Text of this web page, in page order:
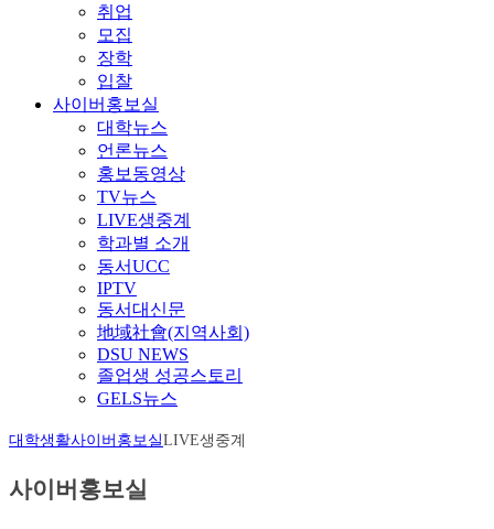
취업
모집
장학
입찰
사이버홍보실
대학뉴스
언론뉴스
홍보동영상
TV뉴스
LIVE생중계
학과별 소개
동서UCC
IPTV
동서대신문
地域社會(지역사회)
DSU NEWS
졸업생 성공스토리
GELS뉴스
대학생활사이버홍보실LIVE생중계
사이버홍보실